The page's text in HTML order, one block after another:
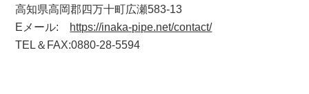
高知県高岡郡四万十町広瀬583-13
Eメール: https://inaka-pipe.net/contact/
TEL＆FAX:0880-28-5594